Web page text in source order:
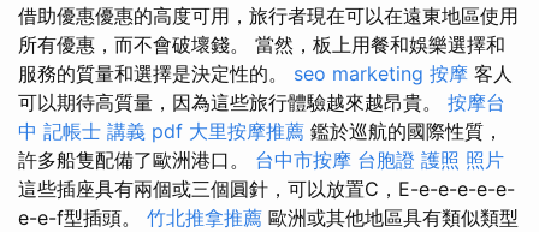
借助優惠優惠的高度可用，旅行者現在可以在遠東地區使用
所有優惠，而不會破壞錢。 當然，板上用餐和娛樂選擇和
服務的質量和選擇是決定性的。 seo marketing 按摩 客人
可以期待高質量，因為這些旅行體驗越來越昂貴。 按摩台
中 記帳士 講義 pdf 大里按摩推薦 鑑於巡航的國際性質，
許多船隻配備了歐洲港口。 台中市按摩 台胞證 護照 照片
這些插座具有兩個或三個圓針，可以放置C，E-e-e-e-e-e-
e-e-f型插頭。 竹北推拿推薦 歐洲或其他地區具有類似類型